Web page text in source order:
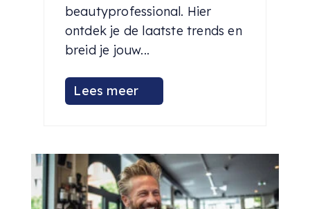
beautyprofessional. Hier
ontdek je de laatste trends en
breid je jouw...
Lees meer